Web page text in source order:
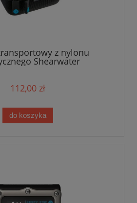
z nylonu
Shearwater
112,00 zł
do koszyka